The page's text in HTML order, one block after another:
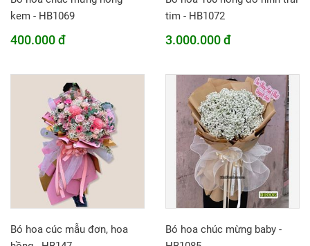
kem - HB1069
400.000 đ
tim - HB1072
3.000.000 đ
Bó hoa cúc mẫu đơn, hoa
Bó hoa chúc mừng baby -